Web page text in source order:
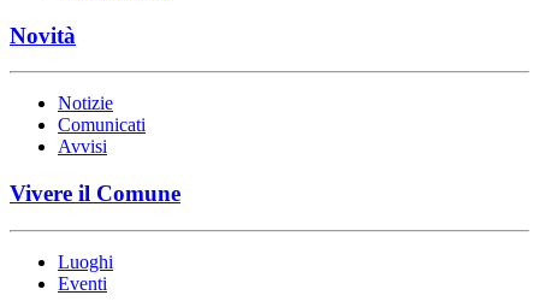
Novità
Notizie
Comunicati
Avvisi
Vivere il Comune
Luoghi
Eventi